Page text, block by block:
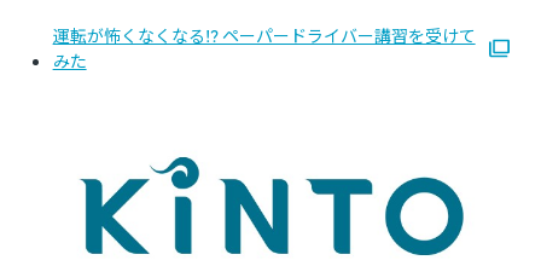
運転が怖くなくなる!? ペーパードライバー講習を受けて
みた